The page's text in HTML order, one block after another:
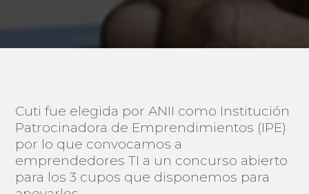
Cuti fue elegida por ANII como Institución
Patrocinadora de Emprendimientos (IPE)
por lo que convocamos a
emprendedores TI a un concurso abierto
para los 3 cupos que disponemos para